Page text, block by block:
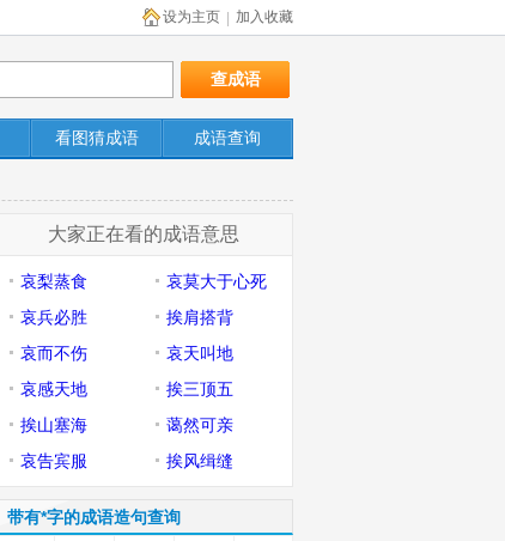
加入收藏
设为主页
看图猜成语 成语查询
大家正在看的成语意思
哀梨蒸食
哀莫大于心死
哀兵必胜
挨肩搭背
哀而不伤
哀天叫地
哀感天地
挨三顶五
挨山塞海
蔼然可亲
哀告宾服
挨风缉缝
带有*字的成语造句查询